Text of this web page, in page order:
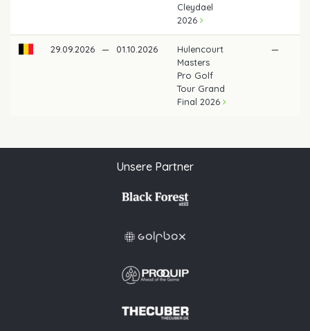
Cleydael
2026
29.09.2026 — 01.10.2026
Hulencourt
Masters
Pro Golf
Tour Grand
Final 2026
—
Unsere Partner